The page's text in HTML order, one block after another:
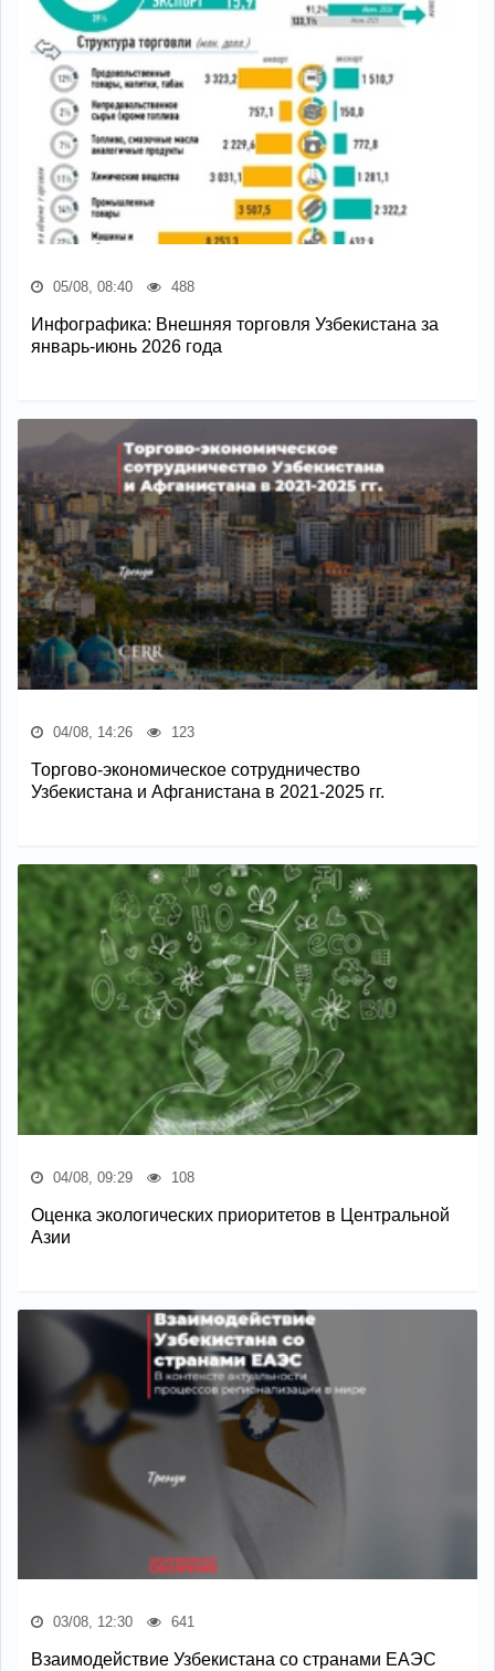
05/08, 08:40 488
Инфографика: Внешняя торговля Узбекистана за
январь-июнь 2026 года
04/08, 14:26 123
Торгово-экономическое сотрудничество
Узбекистана и Афганистана в 2021-2025 гг.
04/08, 09:29 108
Оценка экологических приоритетов в Центральной
Азии
03/08, 12:30 641
Взаимодействие Узбекистана со странами ЕАЭС